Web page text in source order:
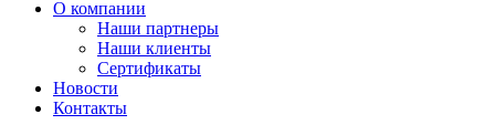
О компании
Наши партнеры
Наши клиенты
Сертификаты
Новости
Контакты